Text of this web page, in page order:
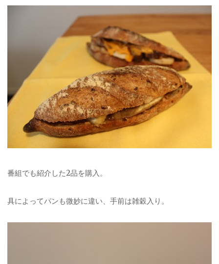
番組でも紹介した2品を購入。
具によってパンも微妙に違い、手前は雑穀入り。